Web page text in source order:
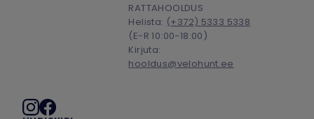
RATTAHOOLDUS
Helista: (+372) 5333 5338
(E-R 10:00-18:00)
Kirjuta:
hooldus@velohunt.ee
Sotsiaalmeedia